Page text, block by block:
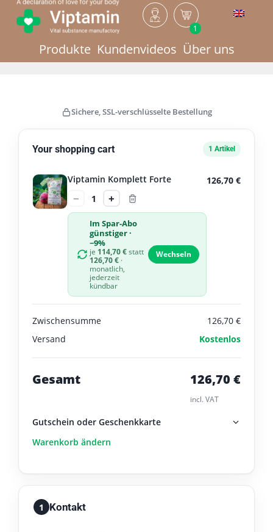
1
Produkte Kundenvideos Über uns
Sichere, SSL-verschlüsselte Bestellung
1 Kontakt
Your shopping cart 1 Artikel
Viptamin Komplett Forte
− 1 +
Im Spar-Abo
günstiger ·
−9%
je 114,70 € statt
126,70 € ·
monatlich,
jederzeit
kündbar
Wechseln
126,70 €
Zwischensumme 126,70 €
Versand
Kostenlos
Gesamt 126,70 €
incl. VAT
Gutschein oder Geschenkkarte
Warenkorb ändern